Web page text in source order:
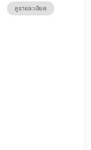
ดูรายละเอียด